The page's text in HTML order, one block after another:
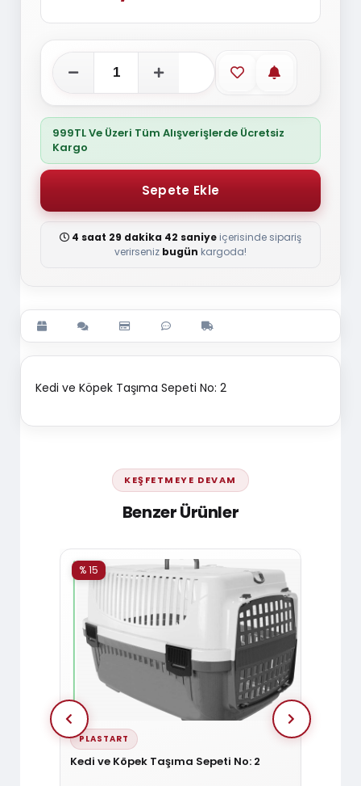
Favorilere ekle
Stoğa
999TL Ve Üzeri Tüm Alışverişlerde Ücretsiz
Kargo
4 saat 29 dakika 41 saniye içerisinde sipariş
verirseniz bugün kargoda!
Kedi ve Köpek Taşıma Sepeti No: 2
KEŞFETMEYE DEVAM
Benzer Ürünler
PLASTART
Kedi ve Köpek Taşıma Sepeti No: 2
% 15